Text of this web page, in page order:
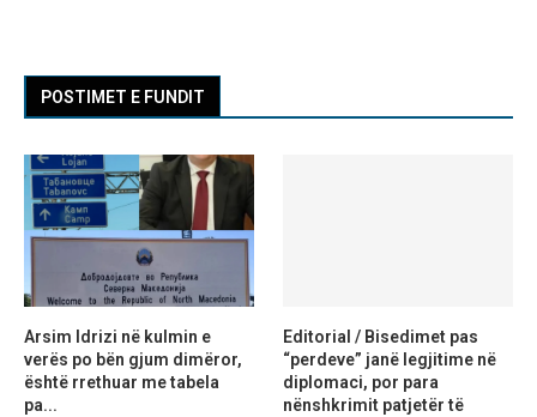
POSTIMET E FUNDIT
Arsim Idrizi në kulmin e
verës po bën gjum dimëror,
është rrethuar me tabela
pa...
Editorial / Bisedimet pas
“perdeve” janë legjitime në
diplomaci, por para
nënshkrimit patjetër të